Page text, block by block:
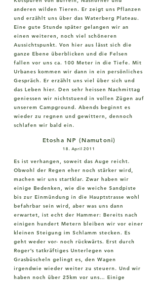
anderen wilden Tieren. Er zeigt uns Pflanzen
und erzählt uns über das Waterberg Plateau.
Eine gute Stunde später gelangen wir an
einen weiteren, noch viel schöneren
Aussichtspunkt. Von hier aus lässt sich die
ganze Ebene überblicken und die Felsen
fallen vor uns ca. 100 Meter in die Tiefe. Mit
Urbanes kommen wir dann in ein persönliches
Gespräch. Er erzählt uns viel über sich und
das Leben hier. Den sehr heissen Nachmittag
geniessen wir nichtstuend in vollen Zügen auf
unserem Campground. Abends beginnt es
wieder zu regnen und gewittern, dennoch
schlafen wir bald ein.
Etosha NP (Namutoni)
18. April 2011
Es ist verhangen, soweit das Auge reicht.
Obwohl der Regen eher noch stärker wird,
machen wir uns startklar. Zwar haben wir
einige Bedenken, wie die weiche Sandpiste
bis zur Einmündung in die Hauptstrasse wohl
befahrbar sein wird, aber was uns dann
erwartet, ist echt der Hammer: Bereits nach
einigen hundert Metern bleiben wir vor einer
kleinen Steigung im Schlamm stecken. Es
geht weder vor- noch rückwärts. Erst durch
Roger’s tatkräftiges Unterlegen von
Grasbüscheln gelingt es, den Wagen
irgendwie wieder weiter zu steuern. Und wir
haben noch über 25km vor uns… Einige